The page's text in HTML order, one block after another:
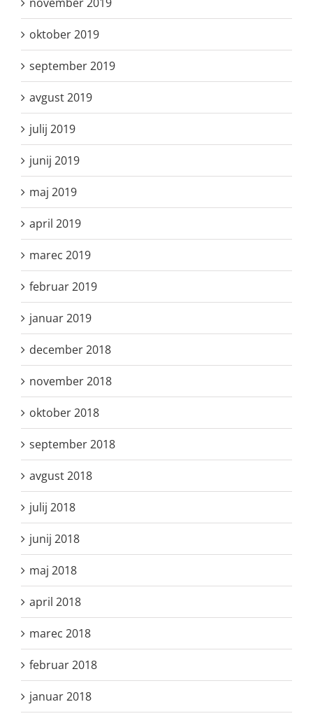
oktober 2019
september 2019
avgust 2019
julij 2019
junij 2019
maj 2019
april 2019
marec 2019
februar 2019
januar 2019
december 2018
november 2018
oktober 2018
september 2018
avgust 2018
julij 2018
junij 2018
maj 2018
april 2018
marec 2018
februar 2018
januar 2018